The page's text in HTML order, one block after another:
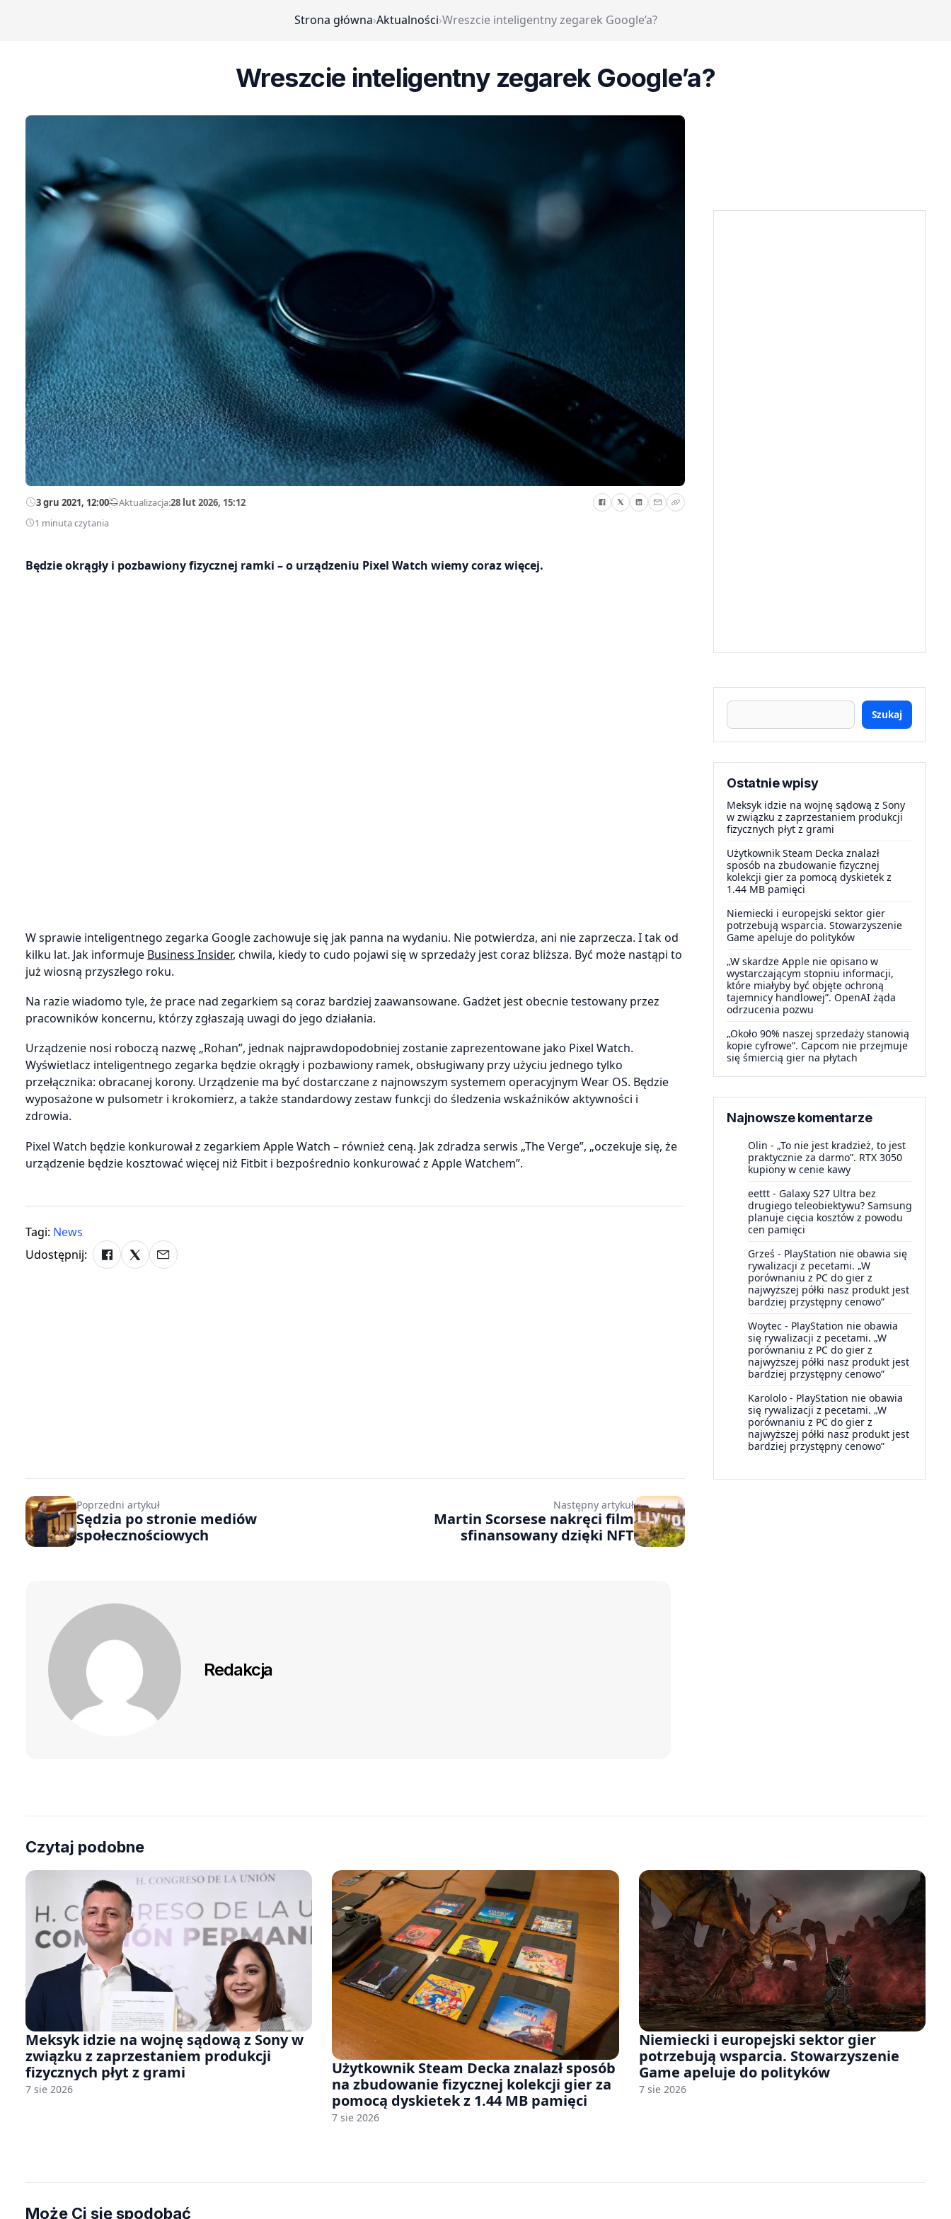
Strona główna›Aktualności›Wreszcie inteligentny zegarek Google’a?
Wreszcie inteligentny zegarek Google’a?
3 gru 2021, 12:00—Aktualizacja:28 lut 2026, 15:12
1 minuta czytania
Będzie okrągły i pozbawiony fizycznej ramki – o urządzeniu Pixel Watch wiemy coraz więcej.
W sprawie inteligentnego zegarka Google zachowuje się jak panna na wydaniu. Nie potwierdza, ani nie zaprzecza. I tak od
kilku lat. Jak informuje Business Insider, chwila, kiedy to cudo pojawi się w sprzedaży jest coraz bliższa. Być może nastąpi to
już wiosną przyszłego roku.
Na razie wiadomo tyle, że prace nad zegarkiem są coraz bardziej zaawansowane. Gadżet jest obecnie testowany przez
pracowników koncernu, którzy zgłaszają uwagi do jego działania.
Urządzenie nosi roboczą nazwę „Rohan”, jednak najprawdopodobniej zostanie zaprezentowane jako Pixel Watch.
Wyświetlacz inteligentnego zegarka będzie okrągły i pozbawiony ramek, obsługiwany przy użyciu jednego tylko
przełącznika: obracanej korony. Urządzenie ma być dostarczane z najnowszym systemem operacyjnym Wear OS. Będzie
wyposażone w pulsometr i krokomierz, a także standardowy zestaw funkcji do śledzenia wskaźników aktywności i
zdrowia.
Pixel Watch będzie konkurował z zegarkiem Apple Watch – również ceną. Jak zdradza serwis „The Verge”, „oczekuje się, że
urządzenie będzie kosztować więcej niż Fitbit i bezpośrednio konkurować z Apple Watchem”.
Tagi: News
Udostępnij:
Szukaj
Ostatnie wpisy
Meksyk idzie na wojnę sądową z Sony
w związku z zaprzestaniem produkcji
fizycznych płyt z grami
Użytkownik Steam Decka znalazł
sposób na zbudowanie fizycznej
kolekcji gier za pomocą dyskietek z
1.44 MB pamięci
Niemiecki i europejski sektor gier
potrzebują wsparcia. Stowarzyszenie
Game apeluje do polityków
„W skardze Apple nie opisano w
wystarczającym stopniu informacji,
które miałyby być objęte ochroną
tajemnicy handlowej”. OpenAI żąda
odrzucenia pozwu
„Około 90% naszej sprzedaży stanowią
kopie cyfrowe”. Capcom nie przejmuje
się śmiercią gier na płytach
Najnowsze komentarze
Olin - „To nie jest kradzież, to jest
praktycznie za darmo”. RTX 3050
kupiony w cenie kawy
eettt - Galaxy S27 Ultra bez
drugiego teleobiektywu? Samsung
planuje cięcia kosztów z powodu
cen pamięci
Grześ - PlayStation nie obawia się
rywalizacji z pecetami. „W
porównaniu z PC do gier z
najwyższej półki nasz produkt jest
bardziej przystępny cenowo”
Woytec - PlayStation nie obawia
się rywalizacji z pecetami. „W
porównaniu z PC do gier z
najwyższej półki nasz produkt jest
bardziej przystępny cenowo”
Karololo - PlayStation nie obawia
się rywalizacji z pecetami. „W
porównaniu z PC do gier z
najwyższej półki nasz produkt jest
bardziej przystępny cenowo”
Poprzedni artykuł
Sędzia po stronie mediów
społecznościowych
Następny artykuł
Martin Scorsese nakręci film
sfinansowany dzięki NFT
Redakcja
Czytaj podobne
Meksyk idzie na wojnę sądową z Sony w
związku z zaprzestaniem produkcji
fizycznych płyt z grami
7 sie 2026
Użytkownik Steam Decka znalazł sposób
na zbudowanie fizycznej kolekcji gier za
pomocą dyskietek z 1.44 MB pamięci
7 sie 2026
Niemiecki i europejski sektor gier
potrzebują wsparcia. Stowarzyszenie
Game apeluje do polityków
7 sie 2026
Może Ci się spodobać